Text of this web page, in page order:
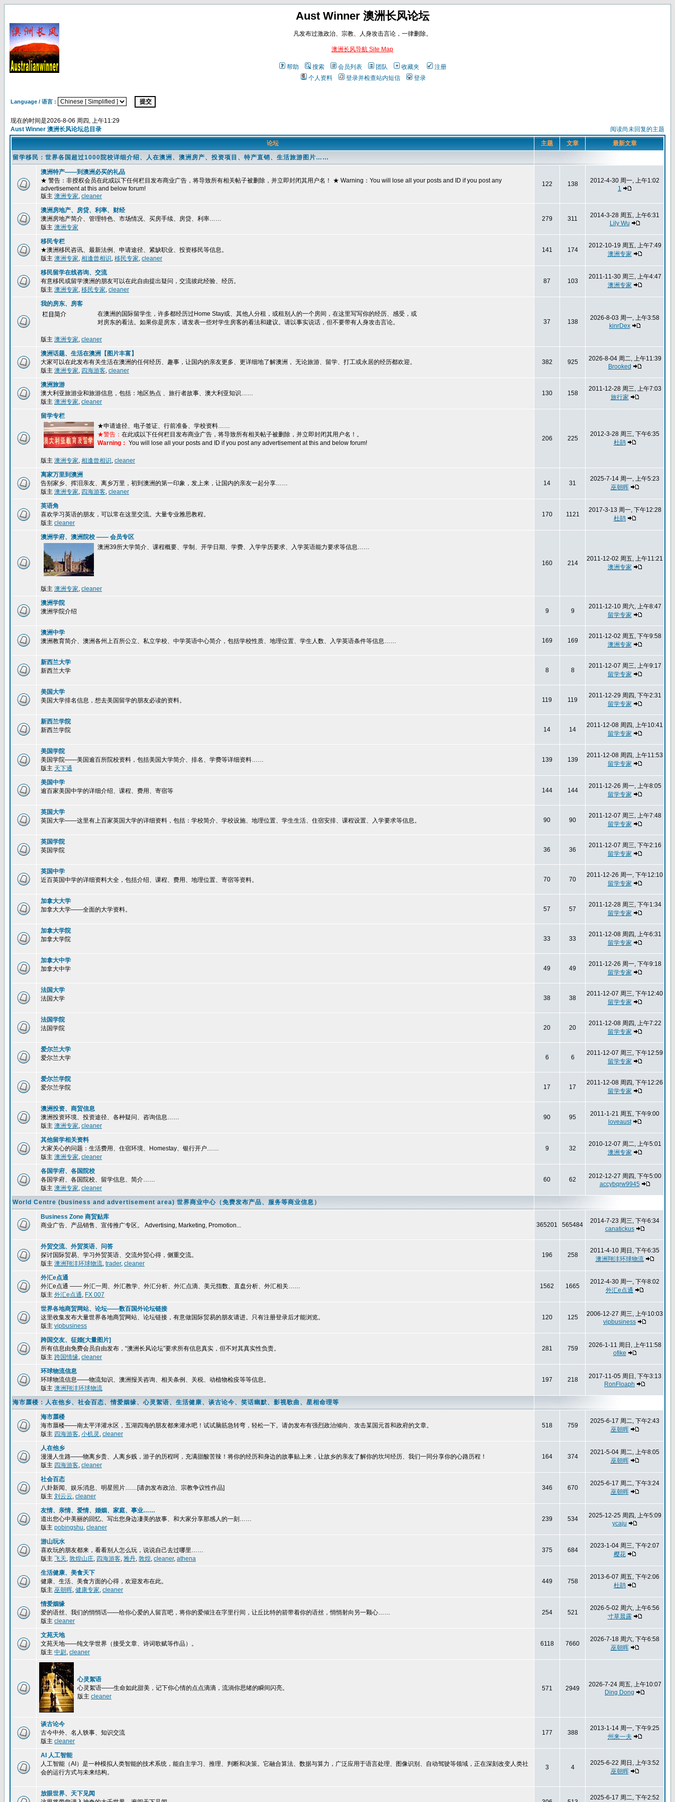
Aust Winner 澳洲长风论坛
凡发布过激政治、宗教、人身攻击言论，一律删除。
澳洲长风导航 Site Map
帮助 搜索 会员列表 团队 收藏夹
注册
个人资料
登录并检查站内短信 登录
Language / 语言 :
现在的时间是2026-8-06 周四, 上午11:29
Aust Winner 澳洲长风论坛总目录
阅读尚未回复的主题
论坛
主题 文章
最新文章
留学移民：世界各国超过1000院校详细介绍、人在澳洲、澳洲房产、投资项目、特产直销、生活旅游图片……
澳洲特产——到澳洲必买的礼品
★ 警告：非授权会员在此或以下任何栏目发布商业广告，将导致所有相关帖子被删除，并立即封闭其用户名！ ★ Warning：You will lose all your posts and ID if you post any
advertisement at this and below forum!
版主 澳洲专家, cleaner
122 138
2012-4-30 周一, 上午1:02
1
澳洲房地产、房贷、利率、财经
澳洲房地产简介、管理特色、市场情况、买房手续、房贷、利率……
版主 澳洲专家
279 311
2014-3-28 周五, 上午6:31
Lily Wu
移民专栏
★澳洲移民咨讯、最新法例、申请途径、紧缺职业、投资移民等信息。
版主 澳洲专家, 相逢曾相识, 移民专家, cleaner
141 174
2012-10-19 周五, 上午7:49
澳洲专家
移民留学在线咨询、交流
有意移民或留学澳洲的朋友可以在此自由提出疑问，交流彼此经验、经历。
版主 澳洲专家, 移民专家, cleaner
87 103
2011-11-30 周三, 上午4:47
澳洲专家
我的房东、房客
栏目简介
在澳洲的国际留学生，许多都经历过Home Stay或、其他人分租，或租别人的一个房间，在这里写写你的经历、感受，或
对房东的看法。如果你是房东，请发表一些对学生房客的看法和建议。请以事实说话，但不要带有人身攻击言论。
版主 澳洲专家, cleaner
37 138
2026-8-03 周一, 上午3:58
kinrDex
澳洲话题、生活在澳洲【图片丰富】
大家可以在此发布有关生活在澳洲的任何经历、趣事，让国内的亲友更多、更详细地了解澳洲， 无论旅游、留学、打工或永居的经历都欢迎。
版主 澳洲专家, 四海游客, cleaner
382 925
2026-8-04 周二, 上午11:39
Brooked
澳洲旅游
澳大利亚旅游业和旅游信息，包括：地区热点 、旅行者故事、澳大利亚知识……
版主 澳洲专家, cleaner
130 158
2011-12-28 周三, 上午7:03
旅行家
留学专栏
★申请途径、电子签证、行前准备、学校资料……
★警告： 在此或以下任何栏目发布商业广告，将导致所有相关帖子被删除，并立即封闭其用户名！。
Warning： You will lose all your posts and ID if you post any advertisement at this and below forum!
版主 澳洲专家, 相逢曾相识, cleaner
206 225
2012-3-28 周三, 下午6:35
杜鹃
离家万里到澳洲
告别家乡、挥泪亲友、离乡万里，初到澳洲的第一印象，发上来，让国内的亲友一起分享……
版主 澳洲专家, 四海游客, cleaner
14 31
2025-7-14 周一, 上午5:23
巫朝晖
英语角
喜欢学习英语的朋友，可以常在这里交流。大量专业雅思教程。
版主 cleaner
170 1121
2017-3-13 周一, 下午12:28
杜鹃
澳洲学府、澳洲院校 —— 会员专区
澳洲39所大学简介、课程概要、学制、开学日期、学费、入学学历要求、入学英语能力要求等信息……
版主 澳洲专家, cleaner
160 214
2011-12-02 周五, 上午11:21
澳洲专家
澳洲学院
澳洲学院介绍
9 9
2011-12-10 周六, 上午8:47
留学专家
澳洲中学
澳洲教育简介、澳洲各州上百所公立、私立学校、中学英语中心简介，包括学校性质、地理位置、学生人数、入学英语条件等信息……
169 169
2011-12-02 周五, 下午9:58
澳洲专家
新西兰大学
新西兰大学
8 8
2011-12-07 周三, 上午9:17
留学专家
美国大学
美国大学排名信息，想去美国留学的朋友必读的资料。
119 119
2011-12-29 周四, 下午2:31
留学专家
新西兰学院
新西兰学院
14 14
2011-12-08 周四, 上午10:41
留学专家
美国学院
美国学院——美国逾百所院校资料，包括美国大学简介、排名、学费等详细资料……
版主 天下通
139 139
2011-12-08 周四, 上午11:53
留学专家
美国中学
逾百家美国中学的详细介绍、课程、费用、寄宿等
144 144
2011-12-26 周一, 上午8:05
留学专家
英国大学
英国大学——这里有上百家英国大学的详细资料，包括：学校简介、学校设施、地理位置、学生生活、住宿安排、课程设置、入学要求等信息。
90 90
2011-12-07 周三, 上午7:48
留学专家
英国学院
英国学院
36 36
2011-12-07 周三, 下午2:16
留学专家
英国中学
近百英国中学的详细资料大全，包括介绍、课程、费用、地理位置、寄宿等资料。
70 70
2011-12-26 周一, 下午12:10
留学专家
加拿大大学
加拿大大学——全面的大学资料。
57 57
2011-12-28 周三, 下午1:34
留学专家
加拿大学院
加拿大学院
33 33
2011-12-08 周四, 上午6:31
留学专家
加拿大中学
加拿大中学
49 49
2011-12-26 周一, 下午9:18
留学专家
法国大学
法国大学
38 38
2011-12-07 周三, 下午12:40
留学专家
法国学院
法国学院
20 20
2011-12-08 周四, 上午7:22
留学专家
爱尔兰大学
爱尔兰大学
6 6
2011-12-07 周三, 下午12:59
留学专家
爱尔兰学院
爱尔兰学院
17 17
2011-12-08 周四, 下午12:26
留学专家
澳洲投资、商贸信息
澳洲投资环境、投资途径、各种疑问、咨询信息……
版主 澳洲专家, cleaner
90 95
2011-1-21 周五, 下午9:00
loveaust
其他留学相关资料
大家关心的问题：生活费用、住宿环境、Homestay、银行开户……
版主 澳洲专家, cleaner
9 32
2010-12-07 周二, 上午5:01
澳洲专家
各国学府、各国院校
各国学府、各国院校、留学信息、简介……
版主 澳洲专家, cleaner
60 62
2012-12-27 周四, 下午5:00
accybqrw9945
World Centre (business and advertisement area) 世界商业中心（免费发布产品、服务等商业信息）
Business Zone 商贸贴库
商业广告、产品销售、宣传推广专区。 Advertising, Marketing, Promotion...
365201 565484
2014-7-23 周三, 下午6:34
canatickus
外贸交流、外贸英语、问答
探讨国际贸易、学习外贸英语、交流外贸心得，侧重交流。
版主 澳洲翔沣环球物流, trader, cleaner
196 258
2011-4-10 周日, 下午6:35
澳洲翔沣环球物流
外汇e点通
外汇e点通 —— 外汇一周、外汇教学、外汇分析、外汇点滴、美元指数、直盘分析、外汇相关……
版主 外汇e点通, FX 007
1562 1665
2012-4-30 周一, 下午8:02
外汇e点通
世界各地商贸网站、论坛——数百国外论坛链接
这里收集发布大量世界各地商贸网站、论坛链接，有意做国际贸易的朋友请进。只有注册登录后才能浏览。
版主 vipbusiness
120 125
2006-12-27 周三, 上午10:03
vipbusiness
跨国交友、征婚[大量图片]
所有信息由免费会员自由发布，“澳洲长风论坛”要求所有信息真实，但不对其真实性负责。
版主 跨国情缘, cleaner
281 759
2026-1-11 周日, 上午11:58
ofike
环球物流信息
环球物流信息——物流知识、澳洲报关咨询、相关条例、关税、动植物检疫等等信息。
版主 澳洲翔沣环球物流
197 218
2017-11-05 周日, 下午3:13
RonFloaph
海市蜃楼：人在他乡、社会百态、情爱姻缘、心灵絮语、生活健康、谈古论今、笑话幽默、影视歌曲、星相命理等
海市蜃楼
海市蜃楼——南太平洋灌水区，五湖四海的朋友都来灌水吧！试试脑筋急转弯，轻松一下。请勿发布有强烈政治倾向、攻击某国元首和政府的文章。
版主 四海游客, 小机灵 , cleaner
518 759
2025-6-17 周二, 下午2:43
巫朝晖
人在他乡
漫漫人生路——物离乡贵、人离乡贱，游子的历程呵，充满甜酸苦辣！将你的经历和身边的故事贴上来，让故乡的亲友了解你的坎坷经历、我们一同分享你的心路历程！
版主 四海游客, cleaner
164 374
2021-5-04 周二, 上午8:05
巫朝晖
社会百态
八卦新闻、娱乐消息、明星照片……[请勿发布政治、宗教争议性作品]
版主 刘云云, cleaner
346 670
2025-6-17 周二, 下午3:24
巫朝晖
友情、亲情、爱情、婚姻、家庭、事业……
道出您心中美丽的回忆、写出您身边凄美的故事、和大家分享那感人的一刻……
版主 pobingshu, cleaner
239 534
2025-12-25 周四, 上午5:09
ycaju
游山玩水
喜欢玩的朋友都来，看看别人怎么玩，说说自己去过哪里……
版主 飞天, 敦煌山庄, 四海游客, 雅丹, 敦煌, cleaner, athena
375 684
2023-1-04 周三, 下午2:07
樱花
生活健康、美食天下
健康、生活、美食方面的心得，欢迎发布在此。
版主 巫朝晖, 健康专家, cleaner
449 758
2013-6-07 周五, 下午2:06
杜鹃
情爱姻缘
爱的语丝、我们的悄悄话——给你心爱的人留言吧，将你的爱倾注在字里行间，让丘比特的箭带着你的语丝，悄悄射向另一颗心……
版主 cleaner
254 521
2026-5-02 周六, 上午6:56
寸草晨露
文苑天地
文苑天地——纯文学世界（接受文章、诗词歌赋等作品）。
版主 中尉, cleaner
6118 7660
2026-7-18 周六, 下午6:58
巫朝晖
心灵絮语
心灵絮语——生命如此甜美，记下你心情的点点滴滴，流淌你思绪的瞬间闪亮。
版主 cleaner
571 2949
2026-7-24 周五, 上午10:07
Ding Dong
谈古论今
古今中外、名人轶事、知识交流
版主 cleaner
177 388
2013-1-14 周一, 下午9:25
州来一夫
AI 人工智能
人工智能（AI）是一种模拟人类智能的技术系统，能自主学习、推理、判断和决策。它融合算法、数据与算力，广泛应用于语言处理、图像识别、自动驾驶等领域，正在深刻改变人类社
会的运行方式与未来结构。
3 4
2025-6-22 周日, 上午3:52
巫朝晖
放眼世界、天下见闻
2025-6-17 周二, 下午2:52